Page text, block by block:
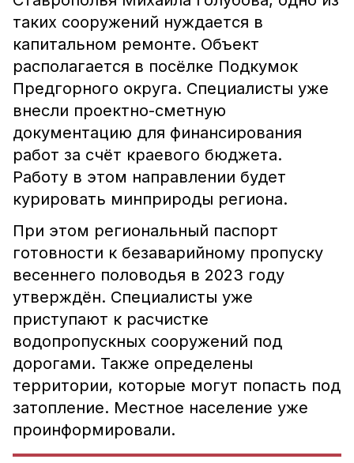
таких сооружений нуждается в
капитальном ремонте. Объект
располагается в посёлке Подкумок
Предгорного округа. Специалисты уже
внесли проектно-сметную
документацию для финансирования
работ за счёт краевого бюджета.
Работу в этом направлении будет
курировать минприроды региона.
При этом региональный паспорт
готовности к безаварийному пропуску
весеннего половодья в 2023 году
утверждён. Специалисты уже
приступают к расчистке
водопропускных сооружений под
дорогами. Также определены
территории, которые могут попасть под
затопление. Местное население уже
проинформировали.